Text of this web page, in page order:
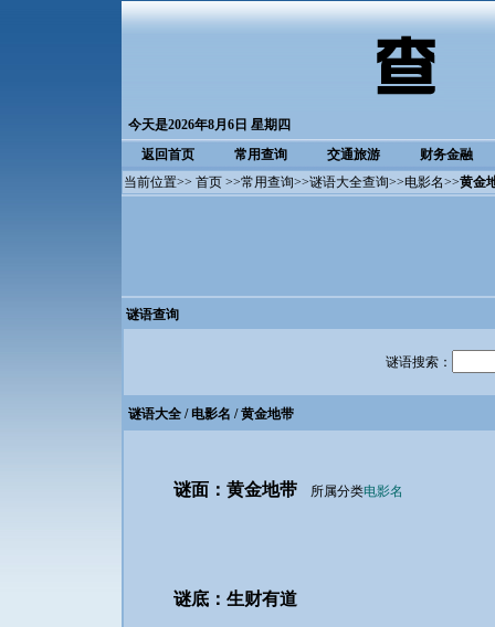
今天是2026年8月6日 星期四
返回首页
常用查询 交通旅游
财务金融
当前位置>> 首页 >>常用查询>>谜语大全查询>>电影名>>黄金
谜语查询
谜语搜索：
谜语大全 / 电影名 / 黄金地带
谜面：黄金地带所属分类电影名
谜底：生财有道